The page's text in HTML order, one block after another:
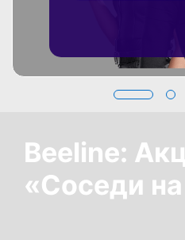
Beeline:
«Соседи